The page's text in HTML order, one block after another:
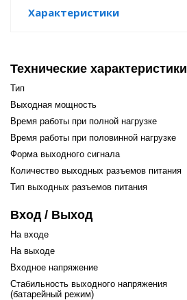
питания
котла
и среднего офиса
защита)
и
Характеристики
Технические характеристики
Тип
Выходная мощность
Время работы при полной нагрузке
Время работы при половинной нагрузке
Форма выходного сигнала
Количество выходных разъемов питания
Тип выходных разъемов питания
Вход / Выход
На входе
На выходе
Входное напряжение
Стабильность выходного напряжения
(батарейный режим)